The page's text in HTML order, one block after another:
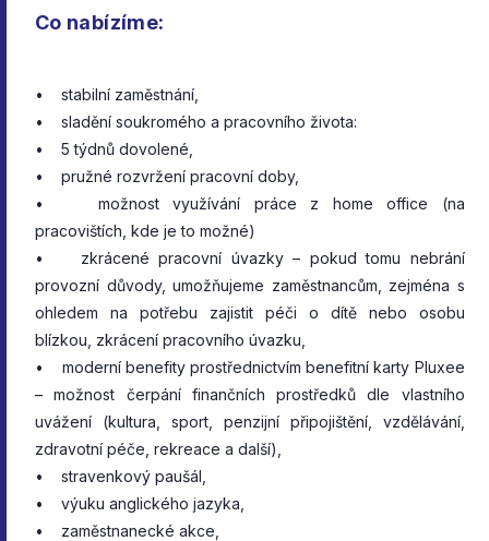
Co nabízíme:
• stabilní zaměstnání,
• sladění soukromého a pracovního života:
• 5 týdnů dovolené,
• pružné rozvržení pracovní doby,
• možnost využívání práce z home office (na
pracovištích, kde je to možné)
• zkrácené pracovní úvazky – pokud tomu nebrání
provozní důvody, umožňujeme zaměstnancům, zejména s
ohledem na potřebu zajistit péči o dítě nebo osobu
blízkou, zkrácení pracovního úvazku,
• moderní benefity prostřednictvím benefitní karty Pluxee
– možnost čerpání finančních prostředků dle vlastního
uvážení (kultura, sport, penzijní připojištění, vzdělávání,
zdravotní péče, rekreace a další),
• stravenkový paušál,
• výuku anglického jazyka,
• zaměstnanecké akce,